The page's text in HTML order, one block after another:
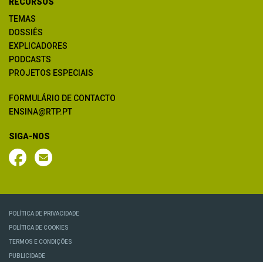
TEMAS
DOSSIÊS
EXPLICADORES
PODCASTS
PROJETOS ESPECIAIS
FORMULÁRIO DE CONTACTO
ENSINA@RTP.PT
SIGA-NOS
POLÍTICA DE PRIVACIDADE
POLÍTICA DE COOKIES
TERMOS E CONDIÇÕES
PUBLICIDADE